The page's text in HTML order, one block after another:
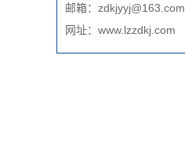
邮箱：zdkjyyj@163.com
网址：www.lzzdkj.com